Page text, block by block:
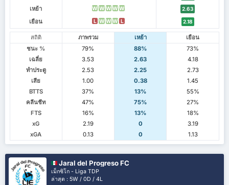
เหย้า W W W W W 2.63
เยือน L W W W L 2.18
สถิติ ภาพรวม เหย้า
เยือน
ชนะ %
79% 88%
73%
เฉลี่ย
3.53 2.63
4.18
ทำประตู
2.53 2.25
2.73
เสีย
1.00 0.38
1.45
BTTS
37% 13%
55%
คลีนชีท
47% 75%
27%
FTS
16% 13%
18%
xG
2.19 0
3.19
xGA
0.13 0 1.13
Jaral del Progreso FC
เม็กซิโก - Liga TDP
ล่าสุด : 5W / 0D / 4L